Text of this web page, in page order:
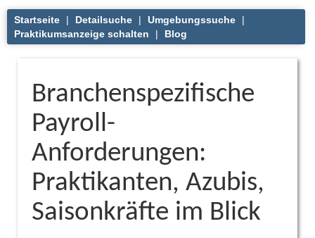
Startseite | Detailsuche | Umgebungssuche
|
Praktikumsanzeige schalten
| Blog
Branchenspezifische
Payroll-
Anforderungen:
Praktikanten, Azubis,
Saisonkräfte im Blick